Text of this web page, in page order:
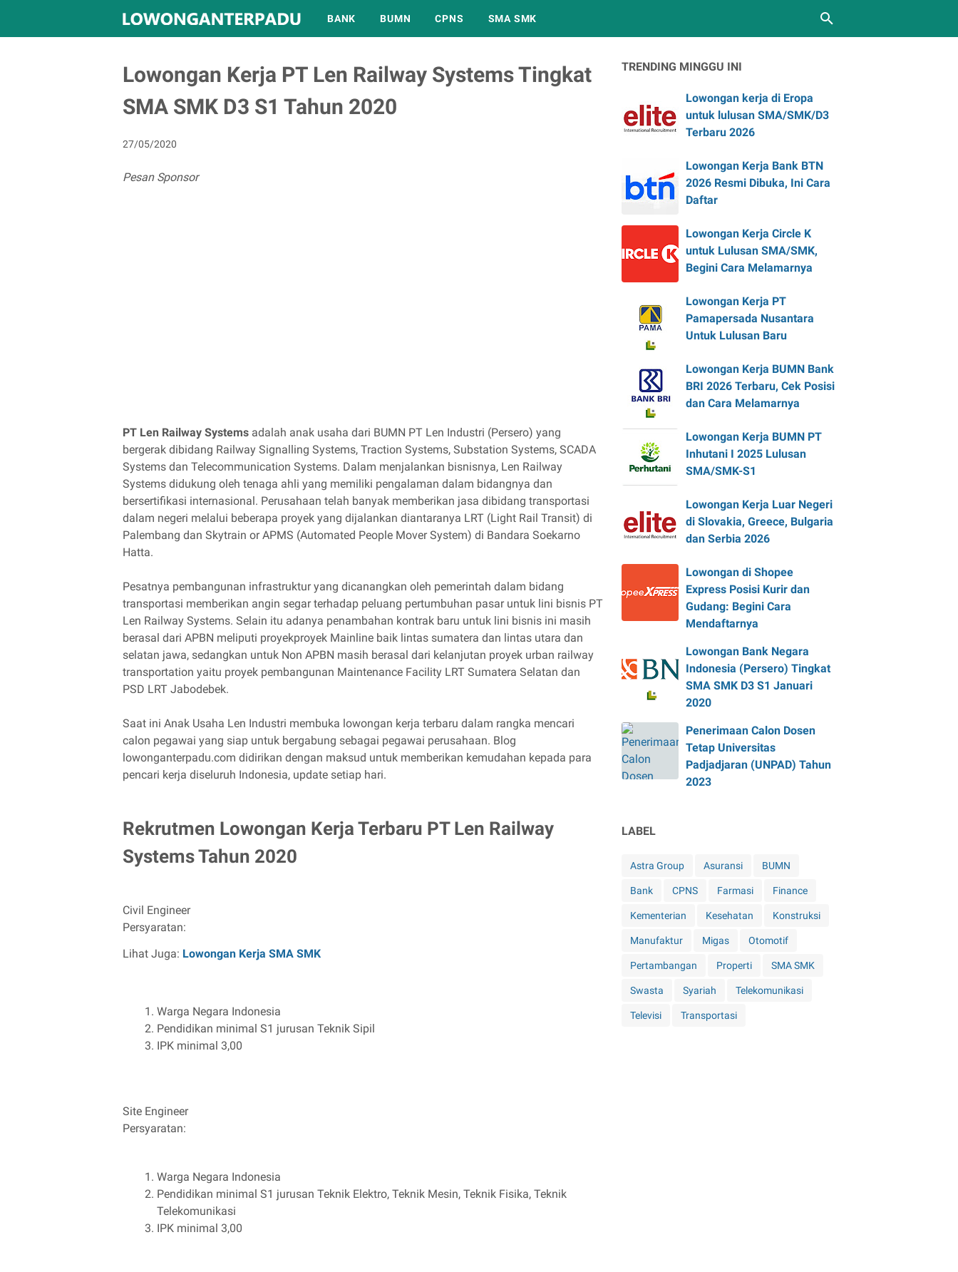
BANK BUMN CPNS SMA SMK
Lowongan Kerja PT Len Railway Systems Tingkat
SMA SMK D3 S1 Tahun 2020
27/05/2020
Pesan Sponsor
PT Len Railway Systems adalah anak usaha dari BUMN PT Len Industri (Persero) yang
bergerak dibidang Railway Signalling Systems, Traction Systems, Substation Systems, SCADA
Systems dan Telecommunication Systems. Dalam menjalankan bisnisnya, Len Railway
Systems didukung oleh tenaga ahli yang memiliki pengalaman dalam bidangnya dan
bersertifikasi internasional. Perusahaan telah banyak memberikan jasa dibidang transportasi
dalam negeri melalui beberapa proyek yang dijalankan diantaranya LRT (Light Rail Transit) di
Palembang dan Skytrain or APMS (Automated People Mover System) di Bandara Soekarno
Hatta.
Pesatnya pembangunan infrastruktur yang dicanangkan oleh pemerintah dalam bidang
transportasi memberikan angin segar terhadap peluang pertumbuhan pasar untuk lini bisnis PT
Len Railway Systems. Selain itu adanya penambahan kontrak baru untuk lini bisnis ini masih
berasal dari APBN meliputi proyekproyek Mainline baik lintas sumatera dan lintas utara dan
selatan jawa, sedangkan untuk Non APBN masih berasal dari kelanjutan proyek urban railway
transportation yaitu proyek pembangunan Maintenance Facility LRT Sumatera Selatan dan
PSD LRT Jabodebek.
Saat ini Anak Usaha Len Industri membuka lowongan kerja terbaru dalam rangka mencari
calon pegawai yang siap untuk bergabung sebagai pegawai perusahaan. Blog
lowonganterpadu.com didirikan dengan maksud untuk memberikan kemudahan kepada para
pencari kerja diseluruh Indonesia, update setiap hari.
Rekrutmen Lowongan Kerja Terbaru PT Len Railway
Systems Tahun 2020
Civil Engineer
Persyaratan:
Lihat Juga: Lowongan Kerja SMA SMK
Warga Negara Indonesia
Pendidikan minimal S1 jurusan Teknik Sipil
IPK minimal 3,00
Site Engineer
Persyaratan:
Warga Negara Indonesia
Pendidikan minimal S1 jurusan Teknik Elektro, Teknik Mesin, Teknik Fisika, Teknik
Telekomunikasi
IPK minimal 3,00
TRENDING MINGGU INI
Lowongan kerja di Eropa
untuk lulusan SMA/SMK/D3
Terbaru 2026
Lowongan Kerja Bank BTN
2026 Resmi Dibuka, Ini Cara
Daftar
Lowongan Kerja Circle K
untuk Lulusan SMA/SMK,
Begini Cara Melamarnya
Lowongan Kerja PT
Pamapersada Nusantara
Untuk Lulusan Baru
Lowongan Kerja BUMN Bank
BRI 2026 Terbaru, Cek Posisi
dan Cara Melamarnya
Lowongan Kerja BUMN PT
Inhutani I 2025 Lulusan
SMA/SMK-S1
Lowongan Kerja Luar Negeri
di Slovakia, Greece, Bulgaria
dan Serbia 2026
Lowongan di Shopee
Express Posisi Kurir dan
Gudang: Begini Cara
Mendaftarnya
Lowongan Bank Negara
Indonesia (Persero) Tingkat
SMA SMK D3 S1 Januari
2020
Penerimaan Calon Dosen
Tetap Universitas
Padjadjaran (UNPAD) Tahun
2023
LABEL
Astra Group Asuransi BUMN
Bank CPNS Farmasi Finance
Kementerian Kesehatan Konstruksi
Manufaktur Migas Otomotif
Pertambangan Properti SMA SMK
Swasta Syariah Telekomunikasi
Televisi Transportasi